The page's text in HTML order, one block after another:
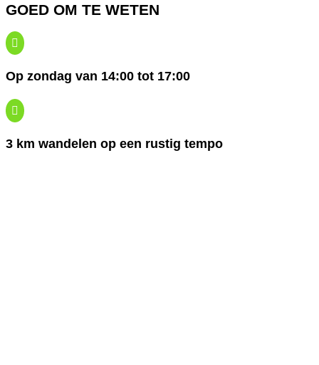
GOED OM TE WETEN

Op zondag van 14:00 tot 17:00

3 km wandelen op een rustig tempo